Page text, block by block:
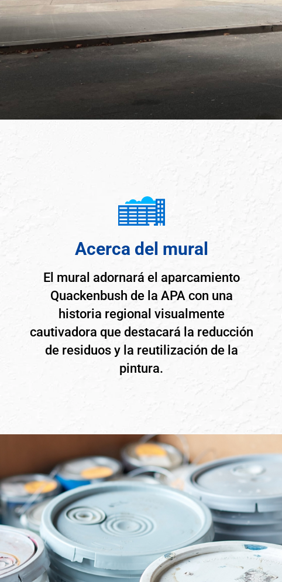
Acerca del mural
El mural adornará el aparcamiento
Quackenbush de la APA con una
historia regional visualmente
cautivadora que destacará la reducción
de residuos y la reutilización de la
pintura.